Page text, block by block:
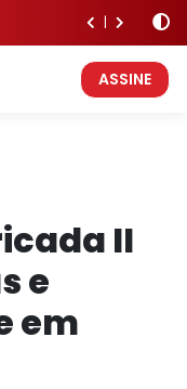
ASSINE
II
e
em